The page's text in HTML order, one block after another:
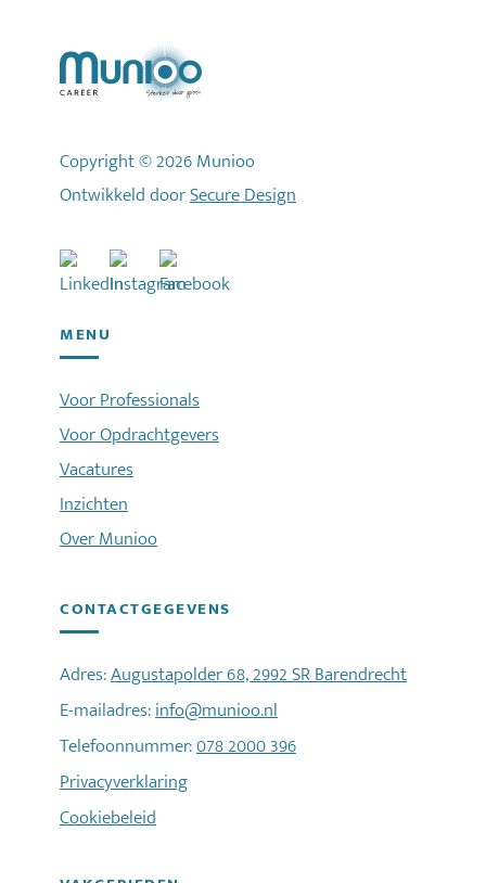
Copyright © 2026 Munioo
Ontwikkeld doorSecure Design
MENU
Voor Professionals
Voor Opdrachtgevers
Vacatures
Inzichten
Over Munioo
CONTACTGEGEVENS
Adres:Augustapolder 68, 2992 SR Barendrecht
E-mailadres:info@munioo.nl
Telefoonnummer:078 2000 396
Privacyverklaring
Cookiebeleid